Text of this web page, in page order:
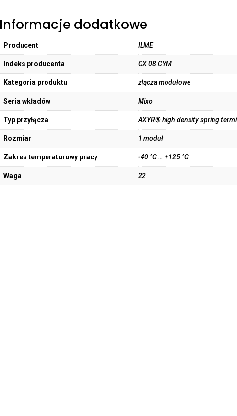
Informacje dodatkowe
Producent ILME
Indeks producenta CX 08 CYM
Kategoria produktu złącza modułowe
Seria wkładów Mixo
Typ przyłącza AXYR® high density spring
Rozmiar 1 moduł
Zakres temperaturowy pracy -40 °C … +125 °C
Waga 22